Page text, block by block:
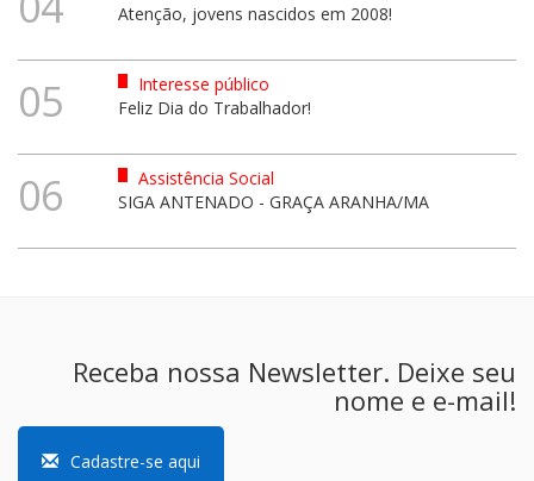
Atenção, jovens nascidos em 2008!
05
Interesse público
Feliz Dia do Trabalhador!
06
Assistência Social
SIGA ANTENADO - GRAÇA ARANHA/MA
Receba nossa Newsletter. Deixe seu
nome e e-mail!
Cadastre-se aqui